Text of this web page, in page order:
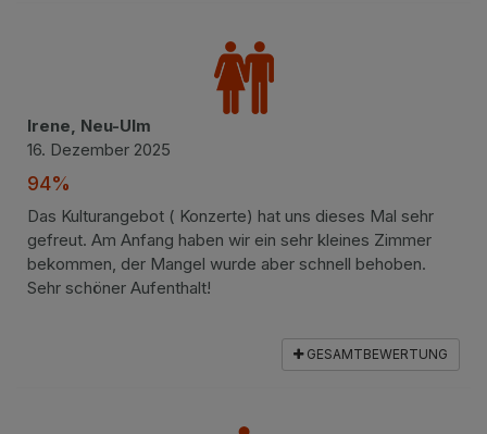
Irene, Neu-Ulm
16. Dezember 2025
94%
Das Kulturangebot ( Konzerte) hat uns dieses Mal sehr
gefreut. Am Anfang haben wir ein sehr kleines Zimmer
bekommen, der Mangel wurde aber schnell behoben.
Sehr schöner Aufenthalt!
GESAMTBEWERTUNG